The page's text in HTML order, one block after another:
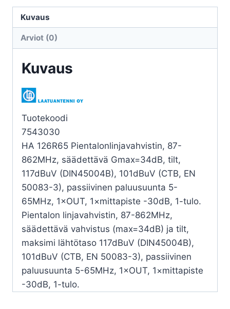
126R65
34dB112dBuV
määrä
Kuvaus
Arviot (0)
Kuvaus
Tuotekoodi
7543030
HA 126R65 Pientalonlinjavahvistin, 87-
862MHz, säädettävä Gmax=34dB, tilt,
117dBuV (DIN45004B), 101dBuV (CTB, EN
50083-3), passiivinen paluusuunta 5-
65MHz, 1×OUT, 1×mittapiste -30dB, 1-tulo.
Pientalon linjavahvistin, 87-862MHz,
säädettävä vahvistus (max=34dB) ja tilt,
maksimi lähtötaso 117dBuV (DIN45004B),
101dBuV (CTB, EN 50083-3), passiivinen
paluusuunta 5-65MHz, 1×OUT, 1×mittapiste
-30dB, 1-tulo.